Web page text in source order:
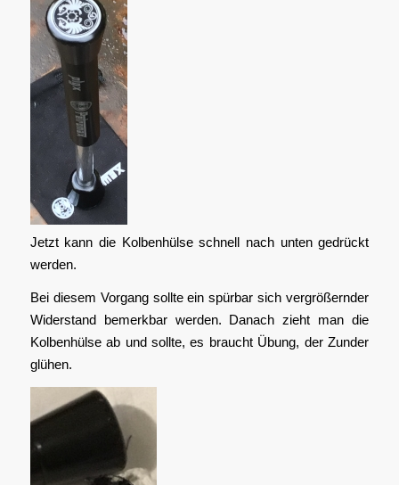
Jetzt kann die Kolbenhülse schnell nach unten gedrückt
werden.
Bei diesem Vorgang sollte ein spürbar sich vergrößernder
Widerstand bemerkbar werden. Danach zieht man die
Kolbenhülse ab und sollte, es braucht Übung, der Zunder
glühen.